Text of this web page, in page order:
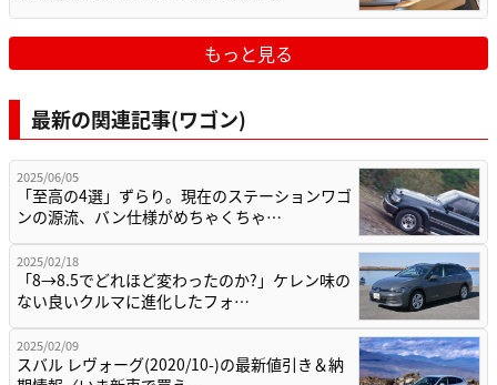
もっと見る
最新の関連記事(ワゴン)
2025/06/05
「至高の4選」ずらり。現在のステーションワゴ
ンの源流、バン仕様がめちゃくちゃ…
2025/02/18
「8→8.5でどれほど変わったのか?」ケレン味の
ない良いクルマに進化したフォ…
2025/02/09
スバル レヴォーグ(2020/10-)の最新値引き＆納